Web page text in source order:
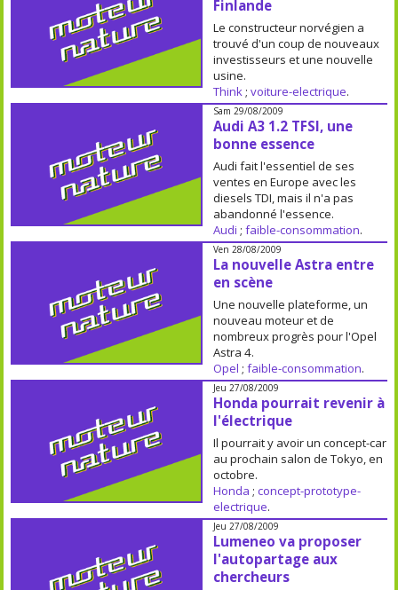
Finlande
Le constructeur norvégien a
trouvé d'un coup de nouveaux
investisseurs et une nouvelle
usine.
Think; voiture-electrique.
Sam 29/08/2009
Audi A3 1.2 TFSI, une
bonne essence
Audi fait l'essentiel de ses
ventes en Europe avec les
diesels TDI, mais il n'a pas
abandonné l'essence.
Audi ; faible-consommation.
Ven 28/08/2009
La nouvelle Astra entre
en scène
Une nouvelle plateforme, un
nouveau moteur et de
nombreux progrès pour l'Opel
Astra 4.
Opel ; faible-consommation.
Jeu 27/08/2009
Honda pourrait revenir à
l'électrique
Il pourrait y avoir un concept-car
au prochain salon de Tokyo, en
octobre.
Honda ; concept-prototype-
electrique.
Jeu 27/08/2009
Lumeneo va proposer
l'autopartage aux
chercheurs